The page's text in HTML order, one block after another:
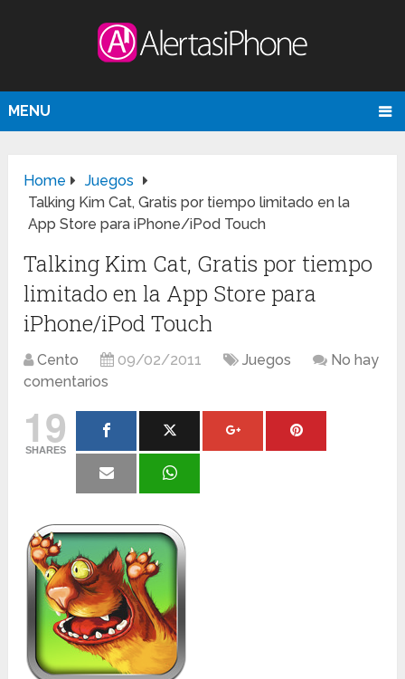
MENU
Home
Juegos
Talking Kim Cat, Gratis por tiempo limitado en la
App Store para iPhone/iPod Touch
Talking Kim Cat, Gratis por tiempo
limitado en la App Store para
iPhone/iPod Touch
Cento 09/02/2011 Juegos
No hay
comentarios
19
SHARES